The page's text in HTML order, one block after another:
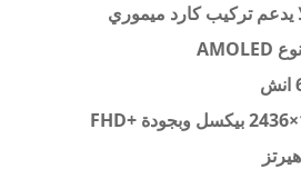
تركيب كارد ميموري
AMOLED